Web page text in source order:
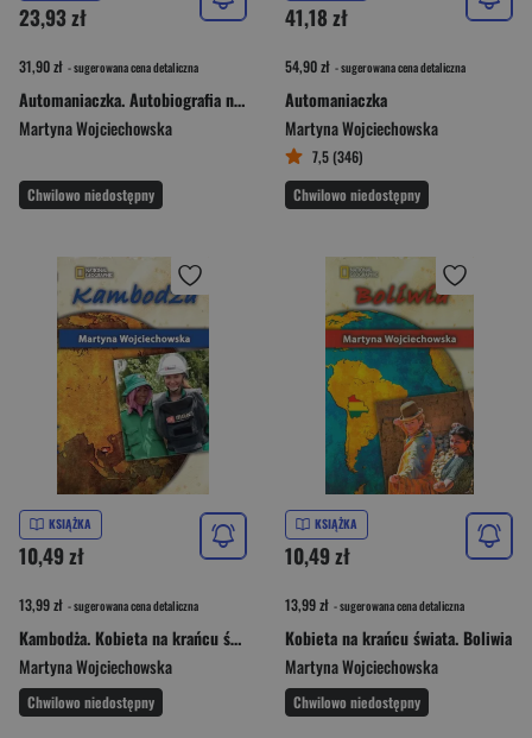
23,93 zł
31,90 zł - sugerowana cena detaliczna
Automaniaczka. Autobiografia na wysokich obrotach
Martyna Wojciechowska
Chwilowo niedostępny
41,18 zł
54,90 zł - sugerowana cena detaliczna
Automaniaczka
Martyna Wojciechowska
7,5 (346)
Chwilowo niedostępny
KSIĄŻKA
10,49 zł
13,99 zł - sugerowana cena detaliczna
Kambodża. Kobieta na krańcu świata
Martyna Wojciechowska
Chwilowo niedostępny
KSIĄŻKA
10,49 zł
13,99 zł - sugerowana cena detaliczna
Kobieta na krańcu świata. Boliwia
Martyna Wojciechowska
Chwilowo niedostępny